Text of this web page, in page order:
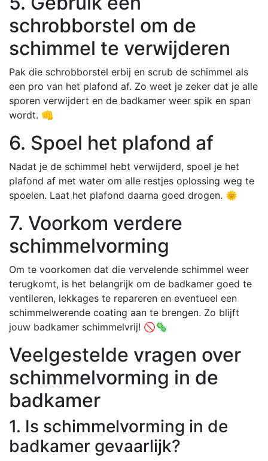
schrobborstel om de
schimmel te verwijderen
Pak die schrobborstel erbij en scrub de schimmel als
een pro van het plafond af. Zo weet je zeker dat je alle
sporen verwijdert en de badkamer weer spik en span
wordt. 👊
6. Spoel het plafond af
Nadat je de schimmel hebt verwijderd, spoel je het
plafond af met water om alle restjes oplossing weg te
spoelen. Laat het plafond daarna goed drogen. 🌞
7. Voorkom verdere
schimmelvorming
Om te voorkomen dat die vervelende schimmel weer
terugkomt, is het belangrijk om de badkamer goed te
ventileren, lekkages te repareren en eventueel een
schimmelwerende coating aan te brengen. Zo blijft
jouw badkamer schimmelvrij! 🚫🦠
Veelgestelde vragen over
schimmelvorming in de
badkamer
1. Is schimmelvorming in de
badkamer gevaarlijk?